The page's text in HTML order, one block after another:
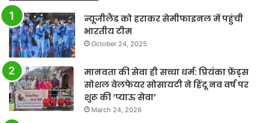
न्यूजीलैंड को हराकर सेमीफाइनल में पहुंची
भारतीय टीम
October 24, 2025
मानवता की सेवा ही सच्चा धर्म: प्रियंका फ्रेंड्स
सोशल वेलफेयर सोसायटी ने हिंदू नव वर्ष पर
शुरू की ‘प्याऊ सेवा’
March 24, 2026